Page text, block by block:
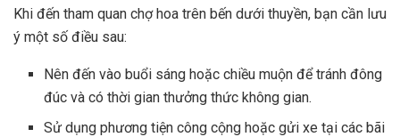
Khi đến tham quan chợ hoa trên bến dưới thuyền, bạn cần lưu
ý một số điều sau:
Nên đến vào buổi sáng hoặc chiều muộn để tránh đông
đúc và có thời gian thưởng thức không gian.
Sử dụng phương tiện công cộng hoặc gửi xe tại các bãi